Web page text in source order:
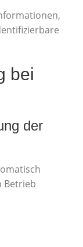
bei
der
Betrieb